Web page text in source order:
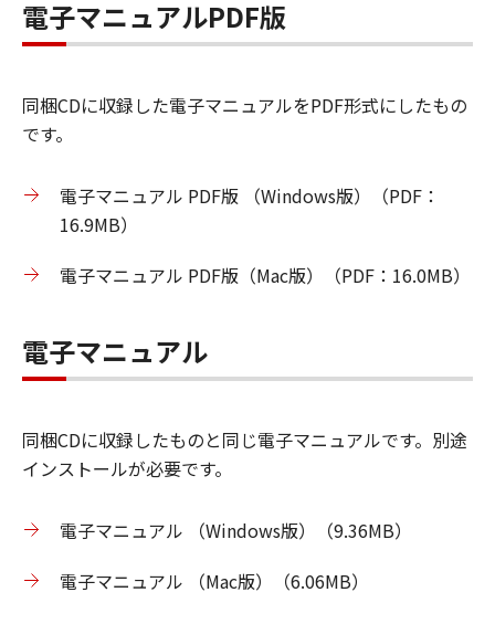
電子マニュアルPDF版
同梱CDに収録した電子マニュアルをPDF形式にしたもの
です。
電子マニュアル PDF版 （Windows版）（PDF：
16.9MB）
電子マニュアル PDF版（Mac版）（PDF：16.0MB）
電子マニュアル
同梱CDに収録したものと同じ電子マニュアルです。別途
インストールが必要です。
電子マニュアル （Windows版）（9.36MB）
電子マニュアル （Mac版）（6.06MB）